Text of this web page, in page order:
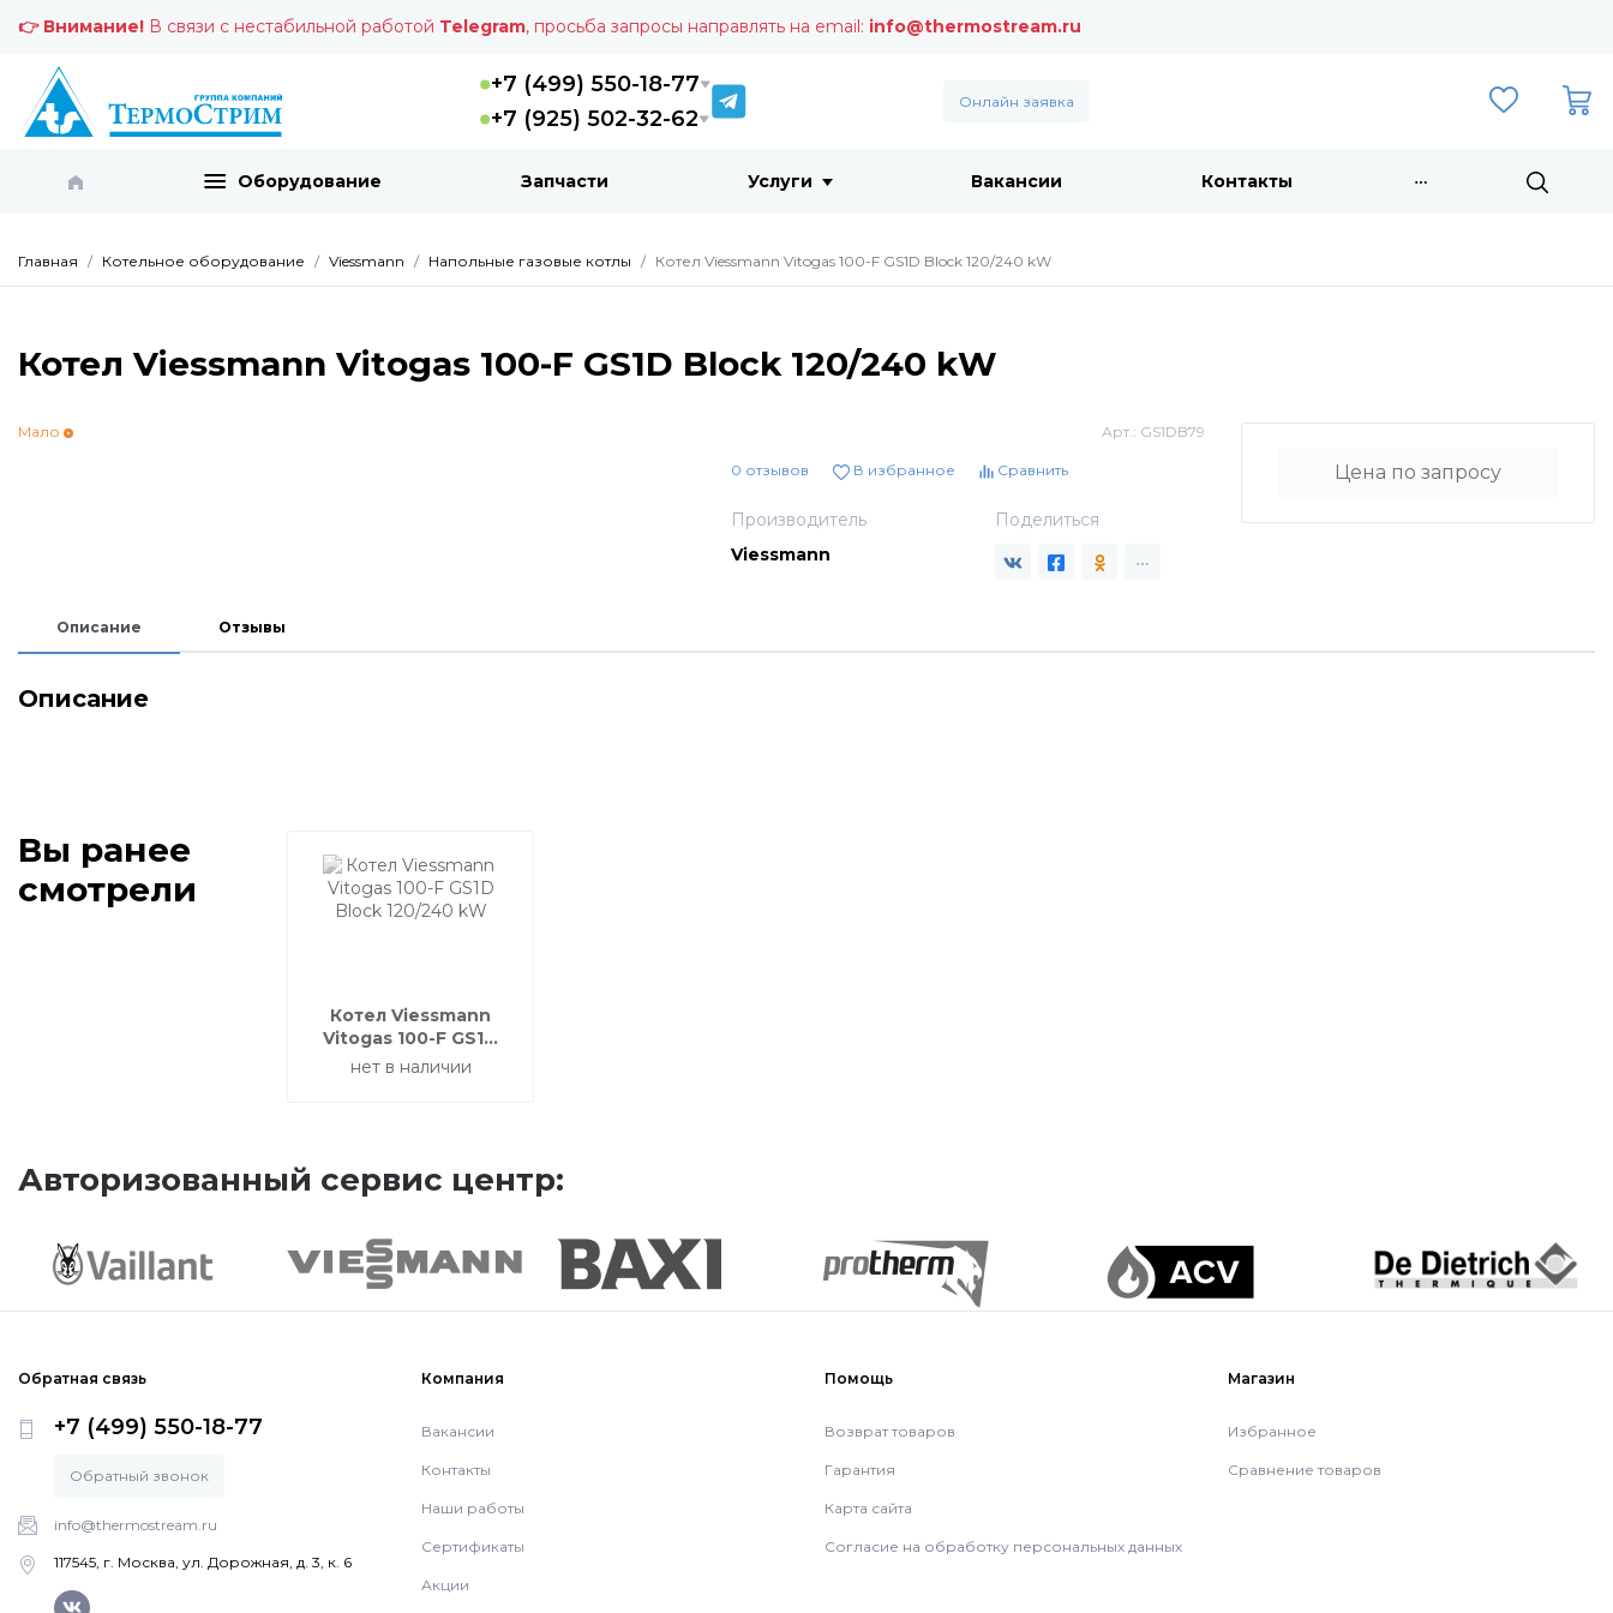
👉 Внимание! В связи с нестабильной работой Telegram, просьба запросы направлять на email: info@thermostream.ru
+7 (499) 550-18-77
+7 (925) 502-32-62
Онлайн заявка
Оборудование Запчасти Услуги Вакансии Контакты
Главная Котельное оборудование Viessmann Напольные газовые котлы Котел Viessmann Vitogas 100-F GS1D Block 120/240 kW
Котел Viessmann Vitogas 100-F GS1D Block 120/240 kW
Мало Арт.: GS1DB79
0 отзывов В избранное Сравнить
Производитель
Viessmann
Поделиться
Цена по запросу
Описание Отзывы
Описание
Вы ранее
смотрели
Котел Viessmann
Vitogas 100-F GS1D
Block 120/240 kW
нет в наличии
Авторизованный сервис центр:
Обратная связь
+7 (499) 550-18-77
Обратный звонок
info@thermostream.ru
117545, г. Москва, ул. Дорожная, д. 3, к. 6
Компания
Вакансии
Контакты
Наши работы
Сертификаты
Акции
Помощь
Возврат товаров
Гарантия
Карта сайта
Согласие на обработку персональных данных
Магазин
Избранное
Сравнение товаров